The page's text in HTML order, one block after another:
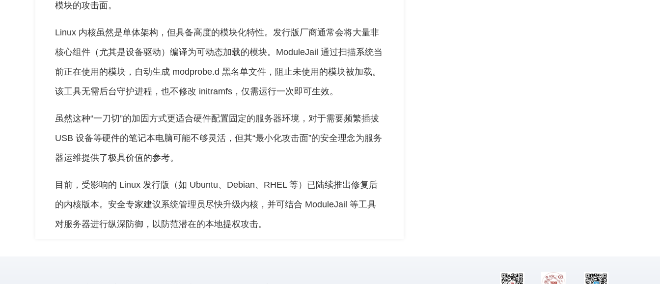
模块的攻击面。
Linux 内核虽然是单体架构，但具备高度的模块化特性。发行版厂商通常会将大量非
核心组件（尤其是设备驱动）编译为可动态加载的模块。ModuleJail 通过扫描系统当
前正在使用的模块，自动生成 modprobe.d 黑名单文件，阻止未使用的模块被加载。
该工具无需后台守护进程，也不修改 initramfs，仅需运行一次即可生效。
虽然这种“一刀切”的加固方式更适合硬件配置固定的服务器环境，对于需要频繁插拔
USB 设备等硬件的笔记本电脑可能不够灵活，但其“最小化攻击面”的安全理念为服务
器运维提供了极具价值的参考。
目前，受影响的 Linux 发行版（如 Ubuntu、Debian、RHEL 等）已陆续推出修复后
的内核版本。安全专家建议系统管理员尽快升级内核，并可结合 ModuleJail 等工具
对服务器进行纵深防御，以防范潜在的本地提权攻击。